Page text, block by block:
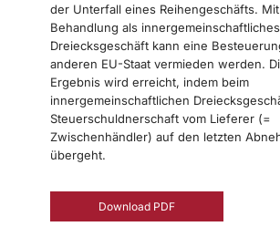
der Unterfall eines Reihengeschäfts.
Behandlung als innergemeinschaftliches
Dreiecksgeschäft kann eine
anderen EU-Staat vermieden werden.
Ergebnis wird erreicht, indem beim
innergemeinschaftlichen
Steuerschuldnerschaft vom Lieferer (=
Zwischenhändler) auf den letzten
übergeht.
Download PDF